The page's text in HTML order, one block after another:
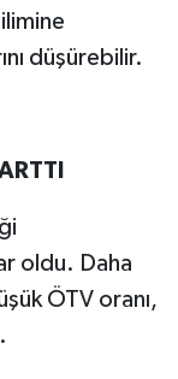
düşürebilir.
oldu. Daha
ÖTV oranı,